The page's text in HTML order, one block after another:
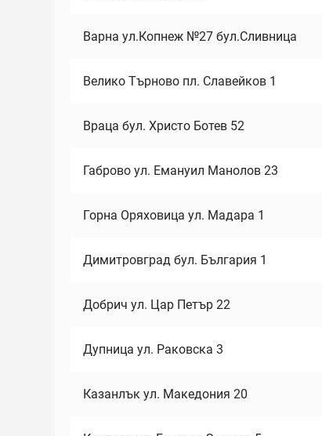
Варна ул.Копнеж №27 бул.Сливница
Велико Търново пл. Славейков 1
Враца бул. Христо Ботев 52
Габрово ул. Емануил Манолов 23
Горна Оряховица ул. Мадара 1
Димитровград бул. България 1
Добрич ул. Цар Петър 22
Дупница ул. Раковска 3
Казанлък ул. Македония 20